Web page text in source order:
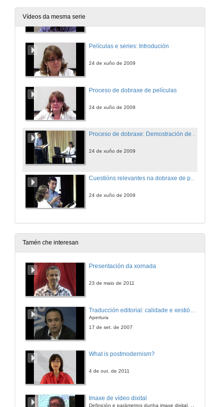
Vídeos da mesma serie
Películas e series: Introdución
24 de xuño de 2009
Proceso de dobraxe de películas
24 de xuño de 2009
Proceso de dobraxe: Demostración de bo/mal axuste
24 de xuño de 2009
24 de xuño de 2009
Tamén che interesan
Presentación da xornada
23 de maio de 2011
Apertura
17 de set. de 2007
What is postmodernism?
4 de out. de 2011
Imaxe de vídeo dixital
Definición e parámetros dunha imaxe dixital. Resolución e Aspecto. Profundidade da cor. Compresión. Frame por segundo. Entrelazado. Campos, cadros